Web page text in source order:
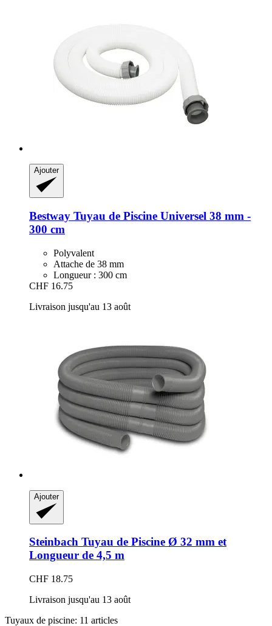
Ajouter
Bestway Tuyau de Piscine Universel 38 mm -​
300 cm
Polyvalent
Attache de 38 mm
Longueur : 300 cm
CHF 16.75
Livraison jusqu'au 13 août
Ajouter
Steinbach Tuyau de Piscine Ø 32 mm et
Longueur de 4,5 m
CHF 18.75
Livraison jusqu'au 13 août
Tuyaux de piscine: 11 articles